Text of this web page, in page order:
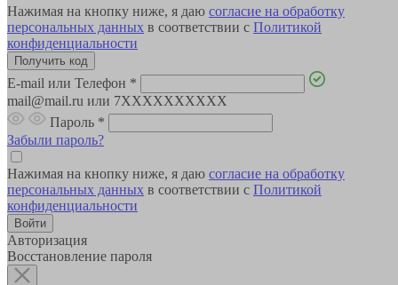
Нажимая на кнопку ниже, я даю согласие на обработку
персональных данных в соответствии с Политикой
конфиденциальности
E-mail или Телефон *
mail@mail.ru или 7XXXXXXXXXX
Пароль *
Забыли пароль?
Нажимая на кнопку ниже, я даю согласие на обработку
персональных данных в соответствии с Политикой
конфиденциальности
Авторизация
Восстановление пароля